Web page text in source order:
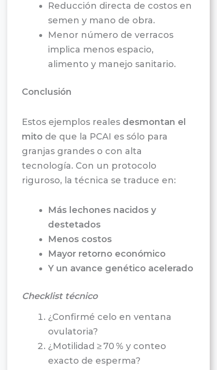
Reducción directa de costos en
semen y mano de obra.
Menor número de verracos
implica menos espacio,
alimento y manejo sanitario.
Conclusión
Estos ejemplos reales desmontan el
mito de que la PCAI es sólo para
granjas grandes o con alta
tecnología. Con un protocolo
riguroso, la técnica se traduce en:
Más lechones nacidos y
destetados
Menos costos
Mayor retorno económico
Y un avance genético acelerado
Checklist técnico
¿Confirmé celo en ventana
ovulatoria?
¿Motilidad ≥ 70 % y conteo
exacto de esperma?